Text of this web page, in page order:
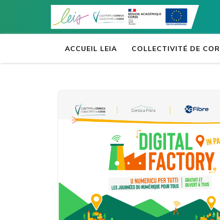
contenu
Entrée)
ACCUEIL LEIA COLLECTIVITÉ DE